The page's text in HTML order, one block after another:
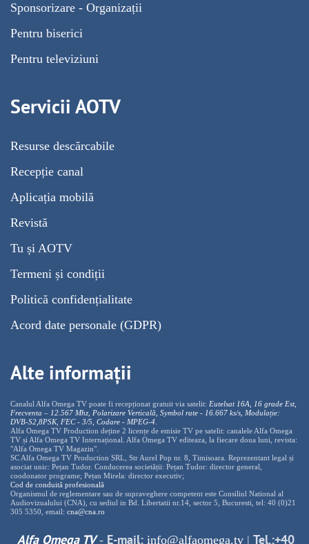
Sponsorizare - Organizații
Pentru biserici
Pentru televiziuni
Servicii AOTV
Resurse descărcabile
Recepție canal
Aplicația mobilă
Revistă
Tu și AOTV
Termeni și condiții
Politică confidențialitate
Acord date personale (GDPR)
Alte informații
Canalul Alfa Omega TV poate fi recepționat gratuit via satelit: Eutelsat 16A, 16 grade Est,
Frecventa – 12.567 Mhz, Polarizare Verticală, Symbol rate - 16.667 ks/s, Modulație:
DVB-S2,8PSK, FEC - 3/5, Codare - MPEG-4
Alfa Omega TV Production deține 2 licențe de emisie TV pe satelit: canalele Alfa Omega
TV și Alfa Omega TV Internațional. Alfa Omega TV editeaza, la fiecare doua luni, revista:
"Alfa Omega TV Magazin".
SC Alfa Omega TV Production SRL, Str Aurel Pop nr. 8, Timisoara. Reprezentant legal și
asociat unic: Pețan Tudor. Conducerea societății: Pețan Tudor: director general,
coodonator programe; Pețan Mirela: director executiv;
Cod de conduită profesională
Organismul de reglementare sau de supraveghere competent este Consiliul National al
Audiovizualului (CNA), cu sediul in Bd. Libertatii nr.14, sector 5, Bucuresti, tel: 40 (0)21
305 5350, email: cna@cna.ro
Alfa Omega TV- E-mail: info@alfaomega.tv | Tel.:+40